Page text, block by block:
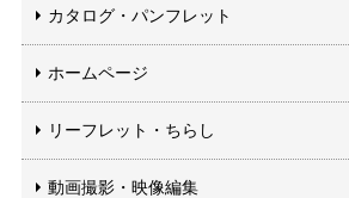
カタログ・パンフレット
ホームページ
リーフレット・ちらし
動画撮影・映像編集